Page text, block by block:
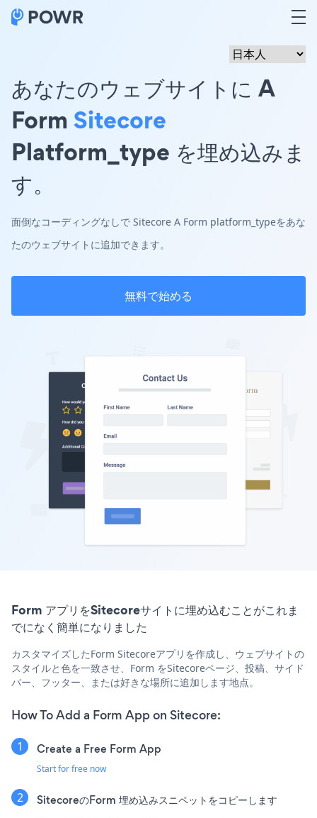
あなたのウェブサイトに A
Form Sitecore
Platform_type を埋め込みま
す。
面倒なコーディングなしで Sitecore A Form platform_typeをあな
たのウェブサイトに追加できます。
無料で始める
Form アプリをSitecoreサイトに埋め込むことがこれま
でになく簡単になりました
カスタマイズしたForm Sitecoreアプリを作成し、ウェブサイトの
スタイルと色を一致させ、Form をSitecoreページ、投稿、サイド
バー、フッター、または好きな場所に追加します地点。
How To Add a Form App on Sitecore:
Create a Free Form App
Start for free now
SitecoreのForm 埋め込みスニペットをコピーします